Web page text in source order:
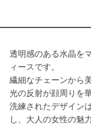
透明感のある水晶を
ィースです。
繊細なチェーンから
光の反射が顔周りを
洗練されたデザイン
し、大人の女性の魅